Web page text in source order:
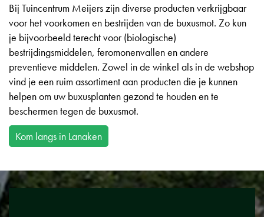
Bij Tuincentrum Meijers zijn diverse producten verkrijgbaar
voor het voorkomen en bestrijden van de buxusmot. Zo kun
je bijvoorbeeld terecht voor (biologische)
bestrijdingsmiddelen, feromonenvallen en andere
preventieve middelen. Zowel in de winkel als in de webshop
vind je een ruim assortiment aan producten die je kunnen
helpen om uw buxusplanten gezond te houden en te
beschermen tegen de buxusmot.
Kom langs in Lanaken